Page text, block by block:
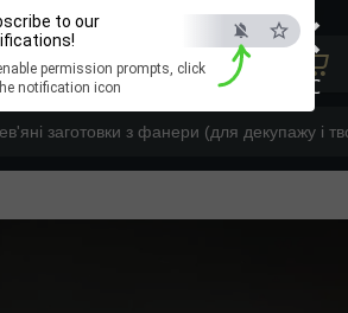
×
ESC
to our
permission prompts, click
notification icon
заготовки з фанери (для декупажу і